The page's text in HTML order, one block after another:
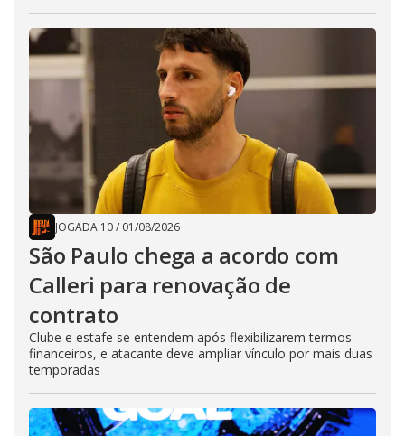
JOGADA 10/ 01/08/2026
São Paulo chega a acordo com
Calleri para renovação de
contrato
Clube e estafe se entendem após flexibilizarem termos
financeiros, e atacante deve ampliar vínculo por mais duas
temporadas